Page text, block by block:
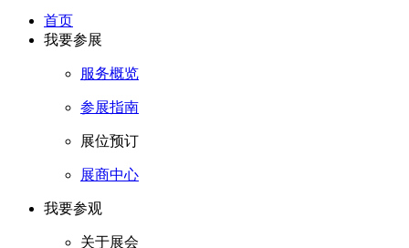
首页
我要参展
服务概览
参展指南
展位预订
展商中心
我要参观
关于展会